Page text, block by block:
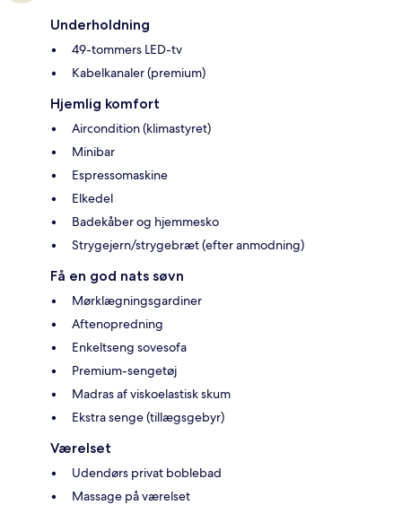
Underholdning
49-tommers LED-tv
Kabelkanaler (premium)
Hjemlig komfort
Aircondition (klimastyret)
Minibar
Espressomaskine
Elkedel
Badekåber og hjemmesko
Strygejern/strygebræt (efter anmodning)
Få en god nats søvn
Mørklægningsgardiner
Aftenopredning
Enkeltseng sovesofa
Premium-sengetøj
Madras af viskoelastisk skum
Ekstra senge (tillægsgebyr)
Værelset
Udendørs privat boblebad
Massage på værelset